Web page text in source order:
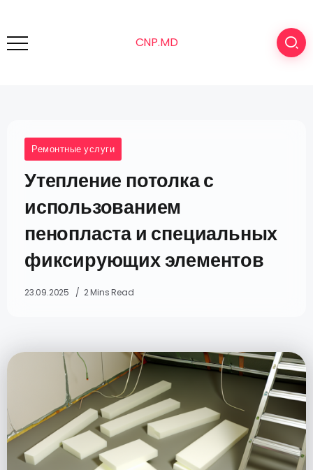
CNP.MD
Ремонтные услуги
Утепление потолка с
использованием
пенопласта и специальных
фиксирующих элементов
23.09.2025 2 Mins Read